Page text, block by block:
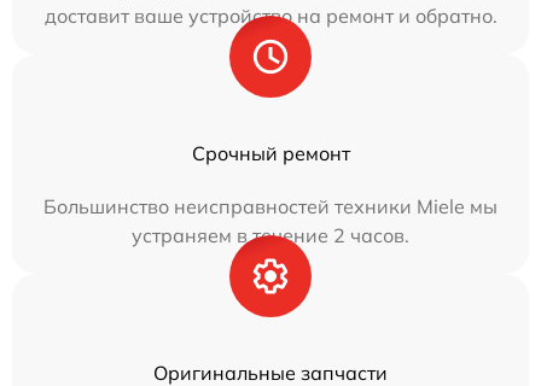
доставит ваше устройство на ремонт и обратно.
Срочный ремонт
Большинство неисправностей техники Miele мы
устраняем в течение 2 часов.
Оригинальные запчасти